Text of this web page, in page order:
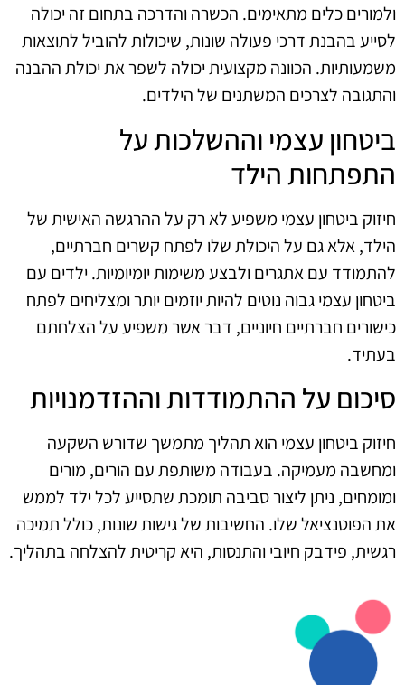
ולמורים כלים מתאימים. הכשרה והדרכה בתחום זה יכולה
לסייע בהבנת דרכי פעולה שונות, שיכולות להוביל לתוצאות
משמעותיות. הכוונה מקצועית יכולה לשפר את יכולת ההבנה
והתגובה לצרכים המשתנים של הילדים.
ביטחון עצמי וההשלכות על
התפתחות הילד
חיזוק ביטחון עצמי משפיע לא רק על ההרגשה האישית של
הילד, אלא גם על היכולת שלו לפתח קשרים חברתיים,
להתמודד עם אתגרים ולבצע משימות יומיומיות. ילדים עם
ביטחון עצמי גבוה נוטים להיות יוזמים יותר ומצליחים לפתח
כישורים חברתיים חיוניים, דבר אשר משפיע על הצלחתם
בעתיד.
סיכום על ההתמודדות וההזדמנויות
חיזוק ביטחון עצמי הוא תהליך מתמשך שדורש השקעה
ומחשבה מעמיקה. בעבודה משותפת עם הורים, מורים
ומומחים, ניתן ליצור סביבה תומכת שתסייע לכל ילד לממש
את הפוטנציאל שלו. החשיבות של גישות שונות, כולל תמיכה
רגשית, פידבק חיובי והתנסות, היא קריטית להצלחה בתהליך.